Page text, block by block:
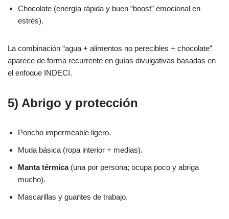
Chocolate (energía rápida y buen “boost” emocional en
estrés).
La combinación “agua + alimentos no perecibles + chocolate”
aparece de forma recurrente en guías divulgativas basadas en
el enfoque INDECI.
5) Abrigo y protección
Poncho impermeable ligero.
Muda básica (ropa interior + medias).
Manta térmica(una por persona; ocupa poco y abriga
mucho).
Mascarillas y guantes de trabajo.